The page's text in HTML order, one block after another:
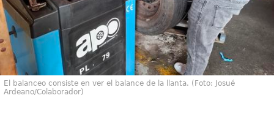
El balanceo consiste en ver el balance de la llanta. (Foto: Josué
Ardeano/Colaborador)